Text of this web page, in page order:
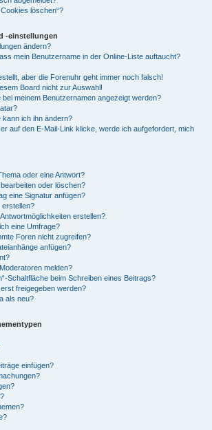
löschen“?
-einstellungen
ändern?
mein Benutzername in der Online-Liste auftaucht?
aber die Forenuhr geht immer noch falsch!
Board nicht zur Auswahl!
meinem Benutzernamen angezeigt werden?
kann ich ihn ändern?
auf den E-Mail-Link klicke, werde ich aufgefordert, mich
oder eine Antwort?
oder löschen?
eine Signatur anfügen?
erstellen?
erstellen?
eine Umfrage?
Foren nicht zugreifen?
anfügen?
melden?
Schaltfläche beim Schreiben eines Beitrags?
freigegeben werden?
als neu?
einfügen?